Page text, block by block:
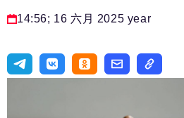
房间人
生活方式
14:56; 16 六月 2025 year